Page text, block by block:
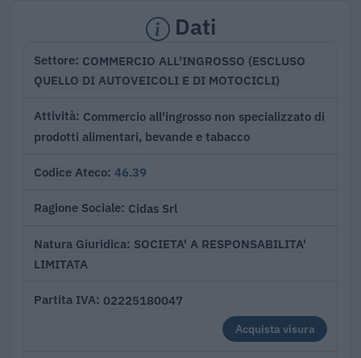
Dati
Settore COMMERCIO ALL'INGROSSO (ESCLUSO
QUELLO DI AUTOVEICOLI E DI MOTOCICLI)
Attività Commercio all'ingrosso non specializzato di
prodotti alimentari, bevande e tabacco
Codice Ateco 46.39
Ragione Sociale Cidas Srl
Natura Giuridica SOCIETA' A RESPONSABILITA'
LIMITATA
Partita IVA 02225180047
Acquista visura